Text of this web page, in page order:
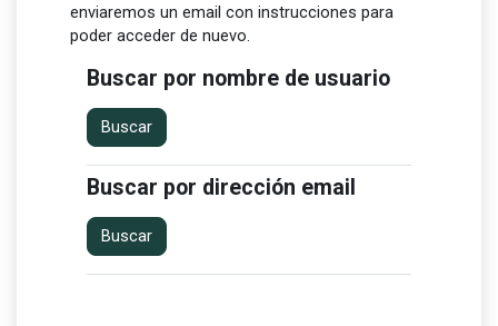
enviaremos un email con instrucciones para
poder acceder de nuevo.
Buscar por nombre de usuario
Buscar por nombre de usuario
Buscar por dirección email
Buscar por dirección email